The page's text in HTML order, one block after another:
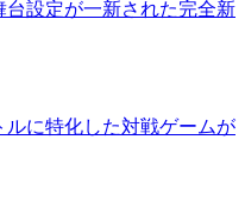
台設定が一新された完全新
に特化した対戦ゲームが